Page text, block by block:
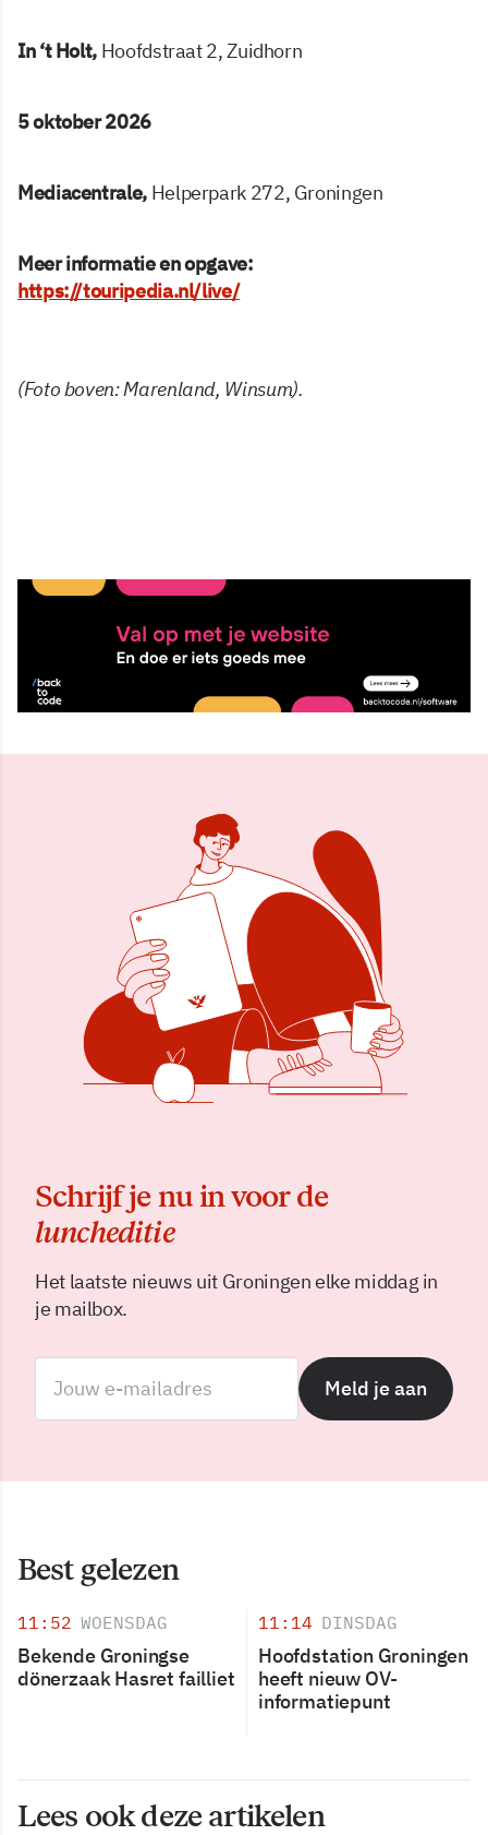
In ‘t Holt, Hoofdstraat 2, Zuidhorn
5 oktober 2026
Mediacentrale, Helperpark 272, Groningen
Meer informatie en opgave:
https://touripedia.nl/live/
(Foto boven: Marenland, Winsum).
28 mei 2026, 10:11
Delen
Schrijf je nu in voor de
luncheditie
Het laatste nieuws uit Groningen elke middag in
je mailbox.
Meld je aan
Best gelezen
11:52 WOENSDAG
Bekende Groningse
dönerzaak Hasret failliet
11:14 DINSDAG
Hoofdstation Groningen
heeft nieuw OV-
informatiepunt
Lees ook deze artikelen